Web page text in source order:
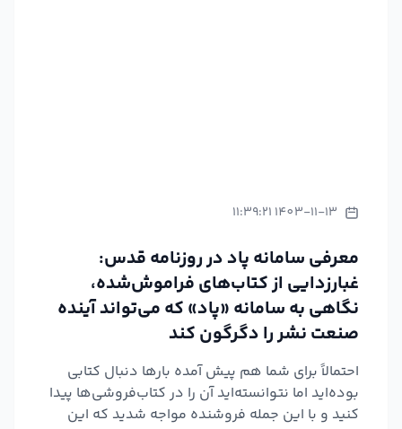
1403-11-13 11:39:21
معرفی سامانه پاد در روزنامه قدس:
غبارزدایی از کتاب‌های فراموش‌شده،
نگاهی به سامانه «پاد» که می‌تواند آینده
صنعت نشر را دگرگون کند
احتمالاً برای شما هم پیش آمده بارها دنبال کتابی
بوده‌اید اما نتوانسته‌اید آن را در کتاب‌فروشی‌ها پیدا
کنید و با این جمله فروشنده مواجه شدید که این